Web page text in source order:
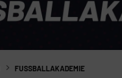
FUSSBALLAKADEMIE